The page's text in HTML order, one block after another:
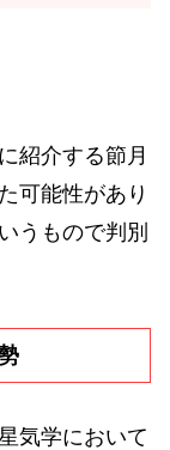
紹介する節月
可能性があり
うもので判別
気学において